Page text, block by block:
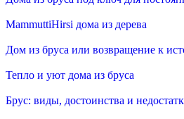
MammuttiHirsi дома из дерева
Дом из бруса или возвращение к
Тепло и уют дома из бруса
Брус: виды, достоинства и